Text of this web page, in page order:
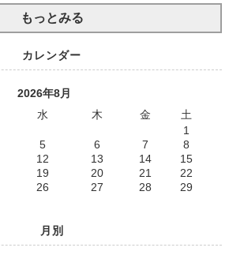
もっとみる
カレンダー
2026年8月
水 木 金
土
1
5 6 7
8
12 13 14
15
19 20 21
22
26 27 28
29
月別